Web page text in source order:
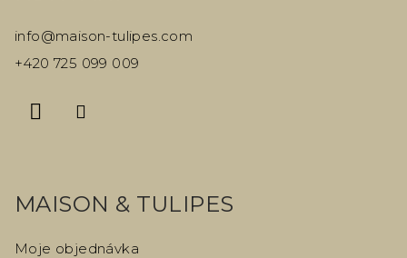
info@maison-tulipes.com
+420 725 099 009
MAISON & TULIPES
Moje objednávka